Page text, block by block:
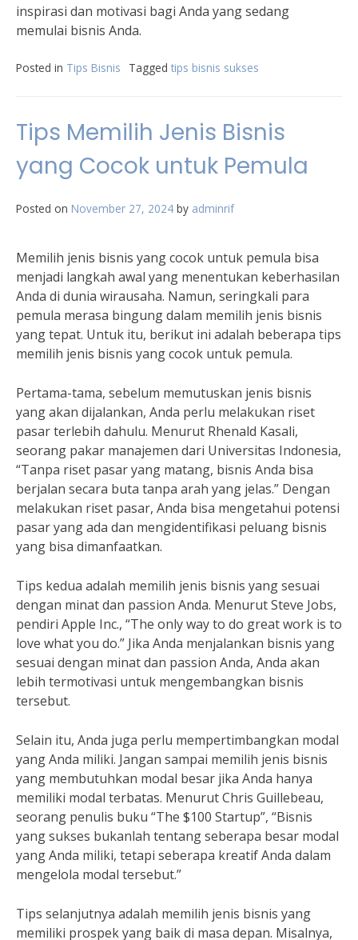
inspirasi dan motivasi bagi Anda yang sedang
memulai bisnis Anda.
Posted in Tips Bisnis Tagged tips bisnis sukses
Tips Memilih Jenis Bisnis
yang Cocok untuk Pemula
Posted on November 27, 2024 by adminrif
Memilih jenis bisnis yang cocok untuk pemula bisa
menjadi langkah awal yang menentukan keberhasilan
Anda di dunia wirausaha. Namun, seringkali para
pemula merasa bingung dalam memilih jenis bisnis
yang tepat. Untuk itu, berikut ini adalah beberapa tips
memilih jenis bisnis yang cocok untuk pemula.
Pertama-tama, sebelum memutuskan jenis bisnis
yang akan dijalankan, Anda perlu melakukan riset
pasar terlebih dahulu. Menurut Rhenald Kasali,
seorang pakar manajemen dari Universitas Indonesia,
“Tanpa riset pasar yang matang, bisnis Anda bisa
berjalan secara buta tanpa arah yang jelas.” Dengan
melakukan riset pasar, Anda bisa mengetahui potensi
pasar yang ada dan mengidentifikasi peluang bisnis
yang bisa dimanfaatkan.
Tips kedua adalah memilih jenis bisnis yang sesuai
dengan minat dan passion Anda. Menurut Steve Jobs,
pendiri Apple Inc., “The only way to do great work is to
love what you do.” Jika Anda menjalankan bisnis yang
sesuai dengan minat dan passion Anda, Anda akan
lebih termotivasi untuk mengembangkan bisnis
tersebut.
Selain itu, Anda juga perlu mempertimbangkan modal
yang Anda miliki. Jangan sampai memilih jenis bisnis
yang membutuhkan modal besar jika Anda hanya
memiliki modal terbatas. Menurut Chris Guillebeau,
seorang penulis buku “The $100 Startup”, “Bisnis
yang sukses bukanlah tentang seberapa besar modal
yang Anda miliki, tetapi seberapa kreatif Anda dalam
mengelola modal tersebut.”
Tips selanjutnya adalah memilih jenis bisnis yang
memiliki prospek yang baik di masa depan. Misalnya,